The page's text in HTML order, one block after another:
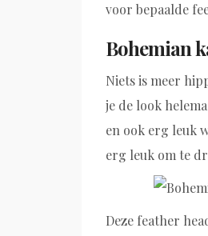
voor bepaalde
Bohemian
Niets is meer
je de look
en ook erg leuk
erg leuk om te
Deze feather